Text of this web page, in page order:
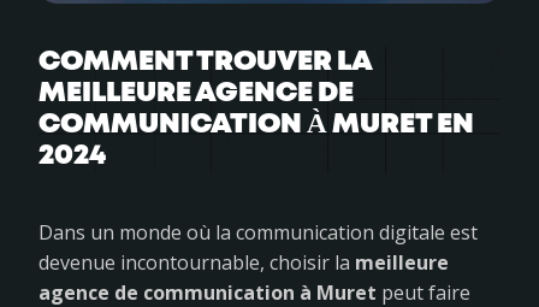
COMMENT TROUVER LA
MEILLEURE AGENCE DE
COMMUNICATION À MURET EN
2024
Dans un monde où la communication digitale est
devenue incontournable, choisir la meilleure
agence de communication à Muret peut faire